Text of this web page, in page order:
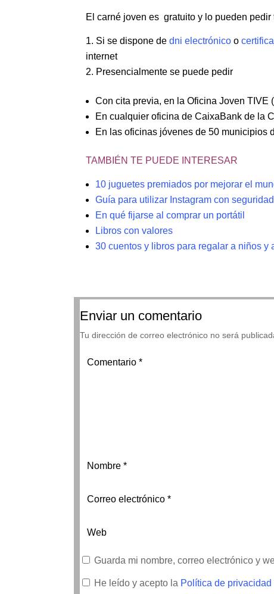
El carné joven es gratuito y lo pueden
Si se dispone de dni electrónico o
internet
Presencialmente se puede pedir
Con cita previa, en la Oficina Joven TIVE
En cualquier oficina de CaixaBank de la
En las oficinas jóvenes de 50 municipios
TAMBIÉN TE PUEDE INTERESAR
10 juguetes premiados por mejorar el
Guía para utilizar Instagram con
En qué fijarse al comprar un portátil
Libros con valores
30 cuentos y libros para regalar a niños y
Enviar un comentario
Tu dirección de correo electrónico no será
Guarda mi nombre, correo electrónico y
He leído y acepto la Política de privacidad